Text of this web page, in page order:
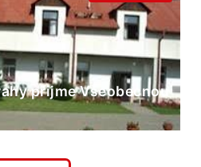
přijme Všeobecnou